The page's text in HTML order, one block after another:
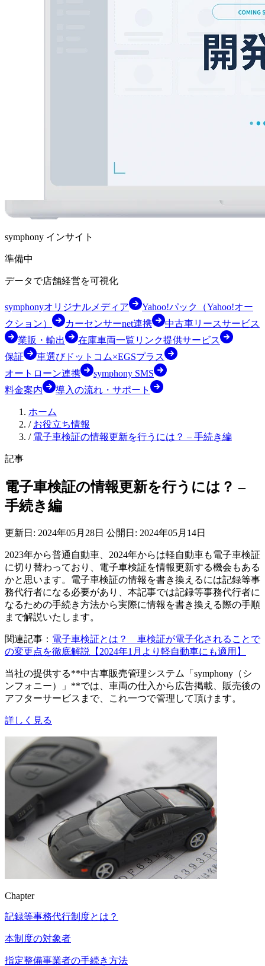
symphony インサイト
準備中
データで店舗経営を可視化
symphonyオリジナルメディア
Yahoo!パック（Yahoo!オー
クション）
カーセンサーnet連携
中古車リースサービス
業販・輸出
在庫車両一覧リンク提供サービス
保証
車選びドットコム×EGSプラス
オートローン連携
symphony SMS
料金案内
導入の流れ・サポート
ホーム
/ お役立ち情報
/ 電子車検証の情報更新を行うには？ – 手続き編
記事
電子車検証の情報更新を行うには？ –
手続き編
更新日: 2024年05月28日 公開日: 2024年05月14日
2023年から普通自動車、2024年からは軽自動車も電子車検証
に切り替わっており、電子車検証を情報更新する機会もある
かと思います。電子車検証の情報を書き換えるには記録等事
務代行者になる必要があり、本記事では記録等事務代行者に
なるための手続き方法から実際に情報を書き換える際の手順
まで解説いたします。
関連記事： 電子車検証とは？ 車検証が電子化されることで
の変更点を徹底解説【2024年1月より軽自動車にも適用】
当社の提供する**中古車販売管理システム「symphony（シ
ンフォニー）」**では、車両の仕入から広告掲載、販売後の
アフターサービスまで、これ一つで管理して頂けます。
詳しく見る
Chapter
記録等事務代行制度とは？
本制度の対象者
指定整備事業者の手続き方法